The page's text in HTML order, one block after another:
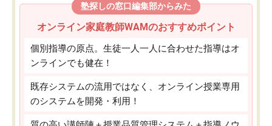
塾探しの窓口編集部からみた
オンライン家庭教師WAMのおすすめポイント
個別指導の原点。生徒一人一人に合わせた指導はオ
ンラインでも健在！
既存システムの流用ではなく、オンライン授業専用
のシステムを開発・利用！